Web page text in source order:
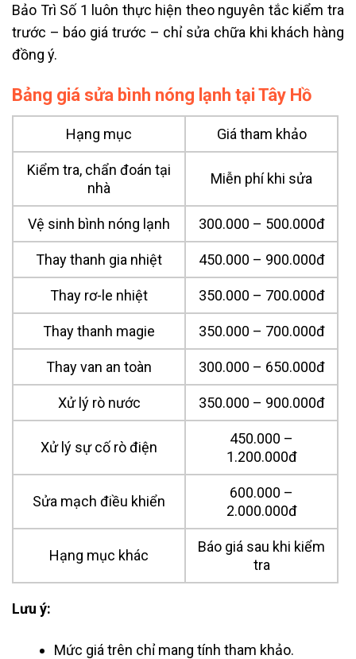
Bảo Trì Số 1 luôn thực hiện theo nguyên tắc kiểm tra
trước – báo giá trước – chỉ sửa chữa khi khách hàng
đồng ý.
Bảng giá sửa bình nóng lạnh tại Tây Hồ
Hạng mục Giá tham khảo
Kiểm tra, chẩn đoán tại
nhà
Miễn phí khi sửa
Vệ sinh bình nóng lạnh 300.000 – 500.000đ
Thay thanh gia nhiệt 450.000 – 900.000đ
Thay rơ-le nhiệt 350.000 – 700.000đ
Thay thanh magie 350.000 – 700.000đ
Thay van an toàn 300.000 – 650.000đ
Xử lý rò nước 350.000 – 900.000đ
Xử lý sự cố rò điện
450.000 –
1.200.000đ
Sửa mạch điều khiển
600.000 –
2.000.000đ
Hạng mục khác
Báo giá sau khi kiểm
tra
Lưu ý:
Mức giá trên chỉ mang tính tham khảo.